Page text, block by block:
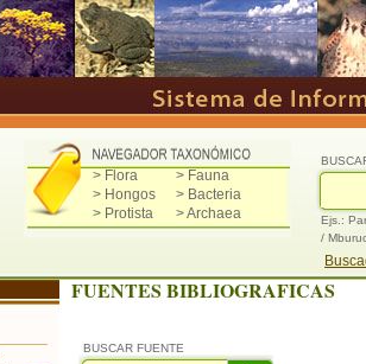
> Flora
> Fauna
> Hongos
> Bacteria
> Protista
> Archaea
Ejs.:
/
FUENTES BIBLIOGRAFICAS
BUSCAR FUENTE